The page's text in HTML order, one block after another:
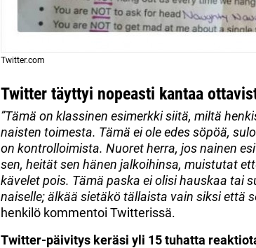
Twitter.com
Twitter täyttyi nopeasti kantaa
”Tämä on klassinen esimerkki siitä, miltä
naisten toimesta. Tämä ei ole edes söpöä,
on kontrolloimista. Nuoret herra, jos nainen
sen, heität sen hänen jalkoihinsa, muistutat
kävelet pois. Tämä paska ei olisi hauskaa tai
naiselle; älkää sietäkö tällaista vain siksi että
henkilö kommentoi Twitterissä.
Twitter-päivitys keräsi yli 15 tuhatta